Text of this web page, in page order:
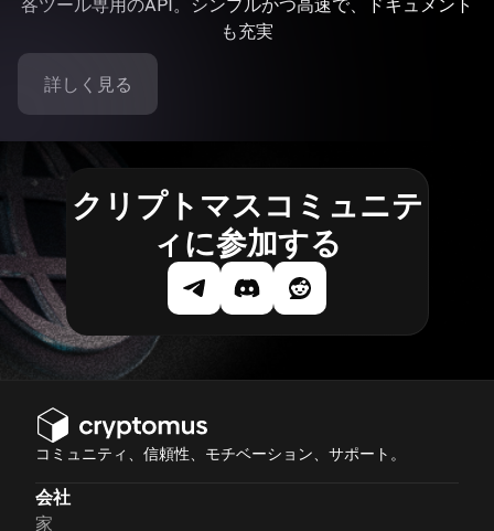
各ツール専用のAPI。シンプルかつ高速で、ドキュメント
も充実
詳しく見る
クリプトマスコミュニテ
ィに参加する
コミュニティ、信頼性、モチベーション、サポート。
会社
家